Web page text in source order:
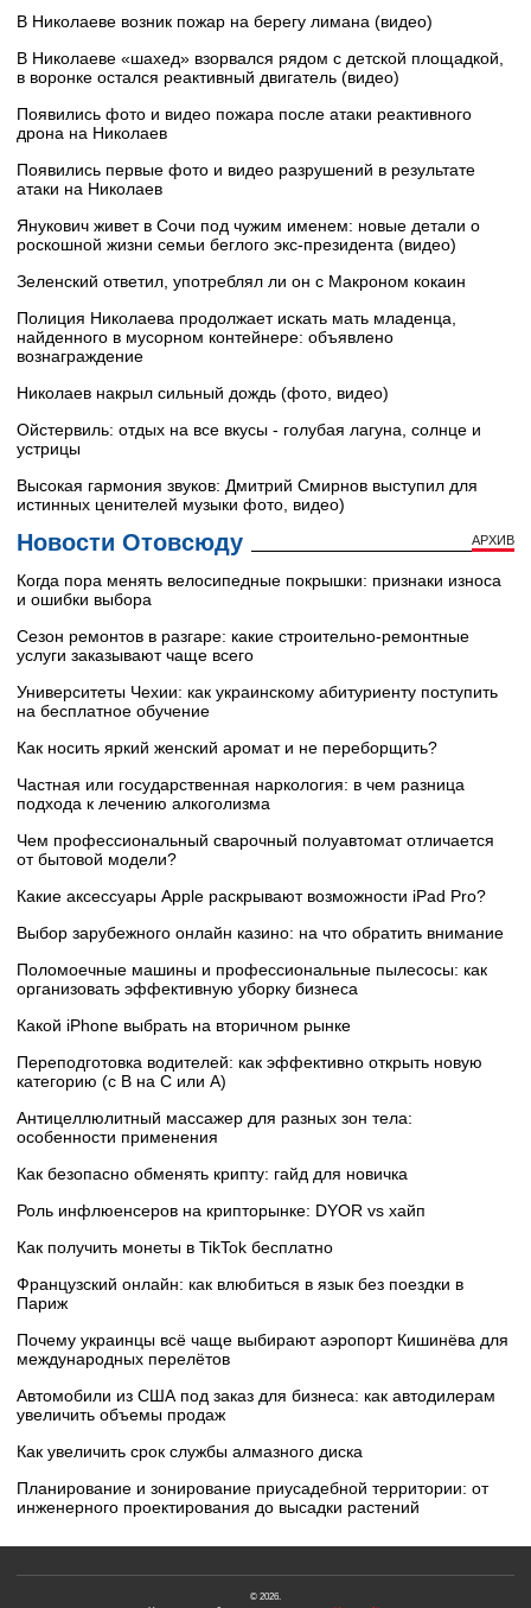
В Николаеве возник пожар на берегу лимана (видео)
В Николаеве «шахед» взорвался рядом с детской площадкой,
в воронке остался реактивный двигатель (видео)
Появились фото и видео пожара после атаки реактивного
дрона на Николаев
Появились первые фото и видео разрушений в результате
атаки на Николаев
Янукович живет в Сочи под чужим именем: новые детали о
роскошной жизни семьи беглого экс-президента (видео)
Зеленский ответил, употреблял ли он с Макроном кокаин
Полиция Николаева продолжает искать мать младенца,
найденного в мусорном контейнере: объявлено
вознаграждение
Николаев накрыл сильный дождь (фото, видео)
Ойстервиль: отдых на все вкусы - голубая лагуна, солнце и
устрицы
Высокая гармония звуков: Дмитрий Смирнов выступил для
истинных ценителей музыки фото, видео)
Новости Отовсюду АРХИВ
Когда пора менять велосипедные покрышки: признаки износа
и ошибки выбора
Сезон ремонтов в разгаре: какие строительно-ремонтные
услуги заказывают чаще всего
Университеты Чехии: как украинскому абитуриенту поступить
на бесплатное обучение
Как носить яркий женский аромат и не переборщить?
Частная или государственная наркология: в чем разница
подхода к лечению алкоголизма
Чем профессиональный сварочный полуавтомат отличается
от бытовой модели?
Какие аксессуары Apple раскрывают возможности iPad Pro?
Выбор зарубежного онлайн казино: на что обратить внимание
Поломоечные машины и профессиональные пылесосы: как
организовать эффективную уборку бизнеса
Какой iPhone выбрать на вторичном рынке
Переподготовка водителей: как эффективно открыть новую
категорию (с B на C или А)
Антицеллюлитный массажер для разных зон тела:
особенности применения
Как безопасно обменять крипту: гайд для новичка
Роль инфлюенсеров на крипторынке: DYOR vs хайп
Как получить монеты в TikTok бесплатно
Французский онлайн: как влюбиться в язык без поездки в
Париж
Почему украинцы всё чаще выбирают аэропорт Кишинёва для
международных перелётов
Автомобили из США под заказ для бизнеса: как автодилерам
увеличить объемы продаж
Как увеличить срок службы алмазного диска
Планирование и зонирование приусадебной территории: от
инженерного проектирования до высадки растений
© 2026.